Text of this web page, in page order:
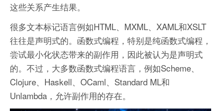
这些关系产生结果。
很多文本标记语言例如HTML、MXML、XAML和XSLT
往往是声明式的。函数式编程，特别是纯函数式编程，
尝试最小化状态带来的副作用，因此被认为是声明式
的。不过，大多数函数式编程语言，例如Scheme、
Clojure、Haskell、OCaml、Standard ML和
Unlambda，允许副作用的存在。